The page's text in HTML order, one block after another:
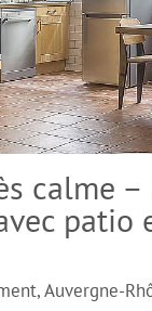
calme
patio
Auvergne-